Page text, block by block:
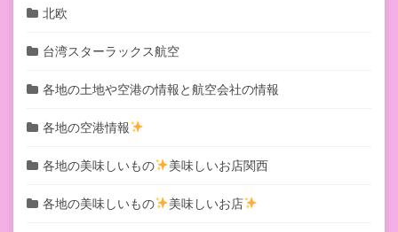
北欧
台湾スターラックス航空
各地の土地や空港の情報と航空会社の情報
各地の空港情報
各地の美味しいもの 美味しいお店関西
各地の美味しいもの 美味しいお店